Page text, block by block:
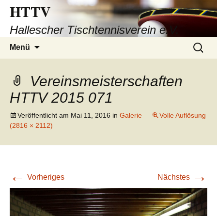
HTTV
Hallescher Tischtennisverein e.V.
Menü
Suchen
nach:
Vereinsmeisterschaften
HTTV 2015 071
Veröffentlicht am Mai 11, 2016 in Galerie
Volle Auflösung
(2816 × 2112)
← Vorheriges Nächstes →